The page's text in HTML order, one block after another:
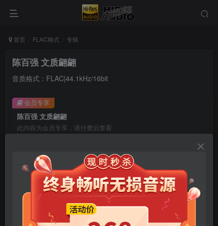
首页 FLAC格式 专辑
陈百强 文质翩翩
音质格式：FLAC|44.1kHz/16bit
陈百强 文质翩翩
此内容为会员专享，请付费后查看
9.9 99
年卡会员 免费 永久会员
立即购买
您当前未登录！建议登陆后购买，可保存购买订单
会员专享